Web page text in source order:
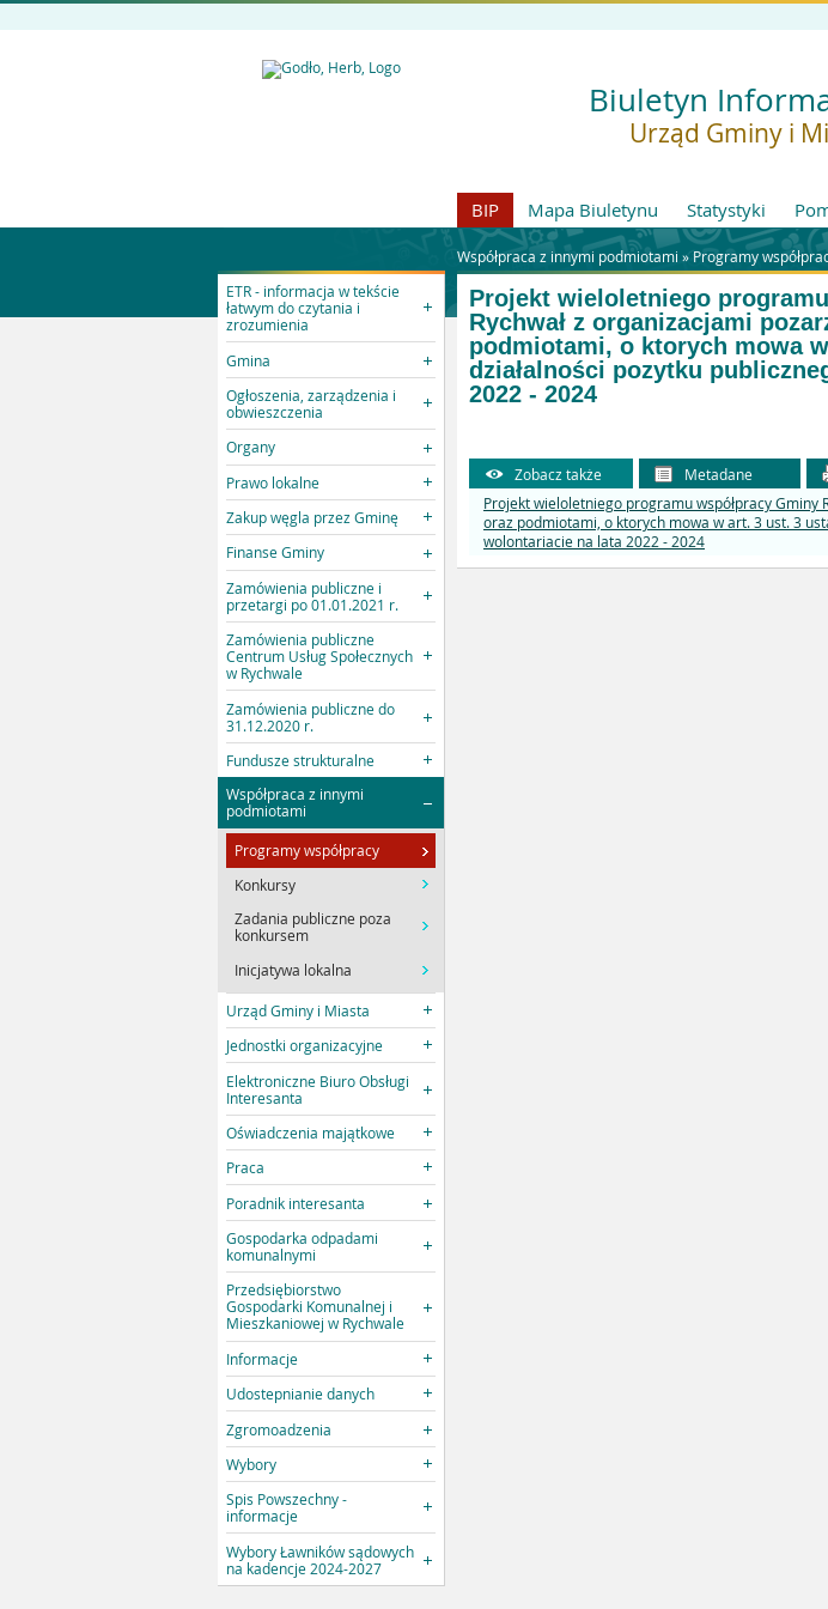
Biuletyn
Urząd Gminy i
BIP Mapa Biuletynu Statystyki
Współpraca z innymi podmiotami » Programy
ETR - informacja w tekście
łatwym do czytania i
zrozumienia
Gmina
Ogłoszenia, zarządzenia i
obwieszczenia
Organy
Prawo lokalne
Zakup węgla przez Gminę
Finanse Gminy
Zamówienia publiczne i
przetargi po 01.01.2021 r.
Zamówienia publiczne
Centrum Usług Społecznych
w Rychwale
Zamówienia publiczne do
31.12.2020 r.
Fundusze strukturalne
Współpraca z innymi
podmiotami
Programy współpracy
Konkursy
Zadania publiczne poza
konkursem
Inicjatywa lokalna
Urząd Gminy i Miasta
Jednostki organizacyjne
Elektroniczne Biuro Obsługi
Interesanta
Oświadczenia majątkowe
Praca
Poradnik interesanta
Gospodarka odpadami
komunalnymi
Przedsiębiorstwo
Gospodarki Komunalnej i
Mieszkaniowej w Rychwale
Informacje
Udostepnianie danych
Zgromoadzenia
Wybory
Spis Powszechny -
informacje
Wybory Ławników sądowych
na kadencje 2024-2027
Projekt wieloletniego
Rychwał z organizacjami
podmiotami, o ktorych mowa
działalności pozytku
2022 - 2024
Zobacz także Metadane
Projekt wieloletniego programu współpracy Gminy
oraz podmiotami, o ktorych mowa w art. 3 ust. 3
wolontariacie na lata 2022 - 2024